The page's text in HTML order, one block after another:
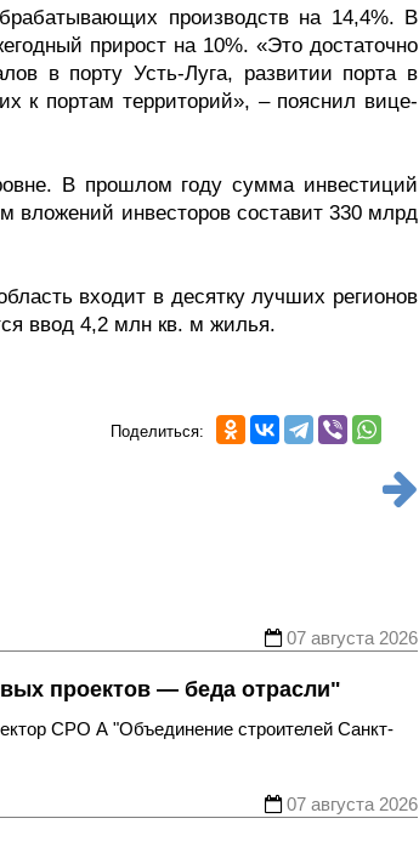
производств на 14,4%. В
прирост на 10%. «Это достаточно
в порту Усть-Луга, развитии порта в
к портам территорий», – пояснил вице-
В прошлом году сумма инвестиций
вложений инвесторов составит 330 млрд
входит в десятку лучших регионов
ввод 4,2 млн кв. м жилья.
Поделиться:
07 августа 2026
проектов — беда отрасли"
СРО А "Объединение строителей Санкт-
07 августа 2026